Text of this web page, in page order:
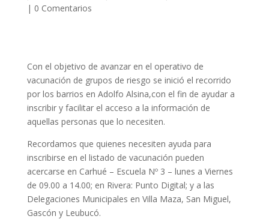
| 0 Comentarios
Con el objetivo de avanzar en el operativo de
vacunación de grupos de riesgo se inició el recorrido
por los barrios en Adolfo Alsina,con el fin de ayudar a
inscribir y facilitar el acceso a la información de
aquellas personas que lo necesiten.
Recordamos que quienes necesiten ayuda para
inscribirse en el listado de vacunación pueden
acercarse en Carhué – Escuela Nº 3 – lunes a Viernes
de 09.00 a 14.00; en Rivera: Punto Digital; y a las
Delegaciones Municipales en Villa Maza, San Miguel,
Gascón y Leubucó.